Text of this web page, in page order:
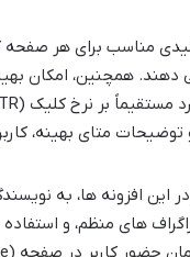
مناسب برای هر
دهند. همچنین، امکان
متای بهینه،
این افزونه ها، به
های منظم، و